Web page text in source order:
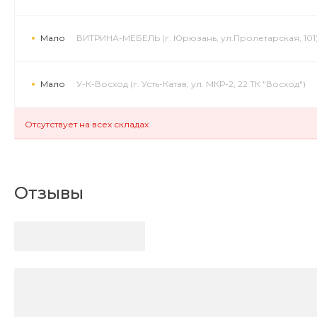
Мало ВИТРИНА-МЕБЕЛЬ (г. Юрюзань, ул.Пролетарская,
Мало У-К-Восход (г. Усть-Катав, ул. МКР-2, 22 ТК "Восход")
Отсутствует на всех складах
Отзывы